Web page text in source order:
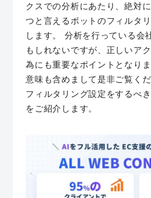
クスでの分析にあたり、絶対
つと言えるボットのフィルタ
します。 分析を行っている会
もしれないですが、正しいア
為にも重要なポイントとなり
意味も含めまして是非ご覧く
フィルタリング設定をするべ
をご紹介します。